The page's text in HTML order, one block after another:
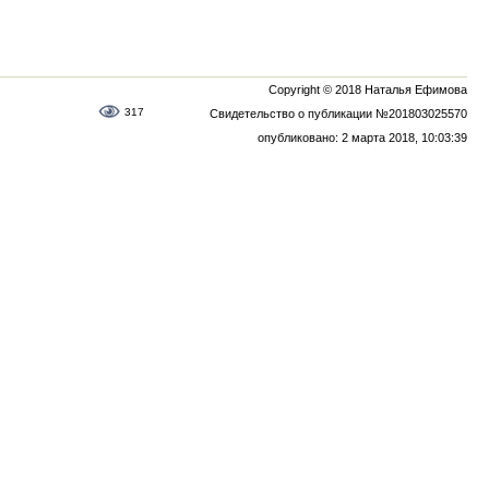
Copyright © 2018 Наталья Ефимова
Свидетельство о публикации №201803025570
опубликовано: 2 марта 2018, 10:03:39
317